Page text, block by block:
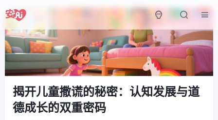
揭开儿童撒谎的秘密：认知发展与道
德成长的双重密码